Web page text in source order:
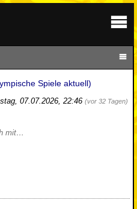
Spiele aktuell)
07.07.2026, 22:46 (vor 32 Tagen)
mit…